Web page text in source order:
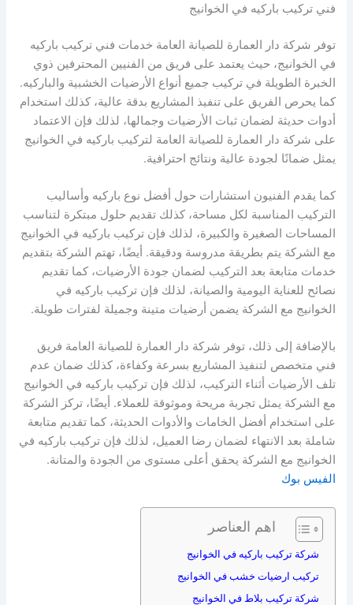
فني تركيب باركيه في الخوانيج
توفر شركة دار العمارة للصيانة العامة خدمات فني تركيب باركيه
في الخوانيج، حيث يعتمد على فريق من الفنيين المحترفين ذوي
الخبرة الطويلة في تركيب جميع أنواع الأرضيات الخشبية والباركيه.
كما يحرص الفريق على تنفيذ المشاريع بدقة عالية، كذلك استخدام
أدوات حديثة لضمان ثبات الأرضيات وجمالها، لذلك فإن الاعتماد
على شركة دار العمارة للصيانة العامة لتركيب باركيه في الخوانيج
يمثل ضمانًا لجودة عالية ونتائج احترافية.
كما يقدم الفنيون استشارات حول أفضل نوع باركيه وأساليب
التركيب المناسبة لكل مساحة، كذلك تقديم حلول مبتكرة لتناسب
المساحات الصغيرة والكبيرة، لذلك فإن تركيب باركيه في الخوانيج
مع الشركة يتم بطريقة مدروسة ودقيقة. أيضًا، تهتم الشركة بتقديم
خدمات متابعة بعد التركيب لضمان جودة الأرضيات، كما تقديم
نصائح للعناية اليومية والصيانة، لذلك فإن تركيب باركيه في
الخوانيج مع الشركة يضمن أرضيات متينة وجميلة لفترات طويلة.
بالإضافة إلى ذلك، توفر شركة دار العمارة للصيانة العامة فريق
فني متخصص لتنفيذ المشاريع بسرعة وكفاءة، كذلك ضمان عدم
تلف الأرضيات أثناء التركيب، لذلك فإن تركيب باركيه في الخوانيج
مع الشركة يمثل تجربة مريحة وموثوقة للعملاء. أيضًا، تركز الشركة
على استخدام أفضل الخامات والأدوات الحديثة، كما تقديم متابعة
شاملة بعد الانتهاء لضمان رضا العميل، لذلك فإن تركيب باركيه في
الخوانيج مع الشركة يحقق أعلى مستوى من الجودة والمتانة.
الفيس بوك
اهم العناصر
شركة تركيب باركيه في الخوانيج
تركيب ارضيات خشب في الخوانيج
شركة تركيب بلاط في الخوانيج